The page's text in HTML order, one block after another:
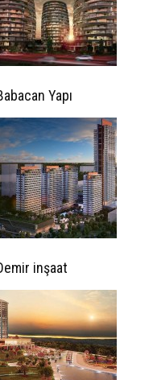
Yapı
inşaat